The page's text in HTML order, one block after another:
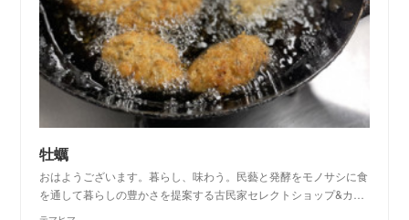
牡蠣
おはようございます。暮らし、味わう。民藝と発酵をモノサシに食
を通して暮らしの豊かさを提案する古民家セレクトショップ&カ…